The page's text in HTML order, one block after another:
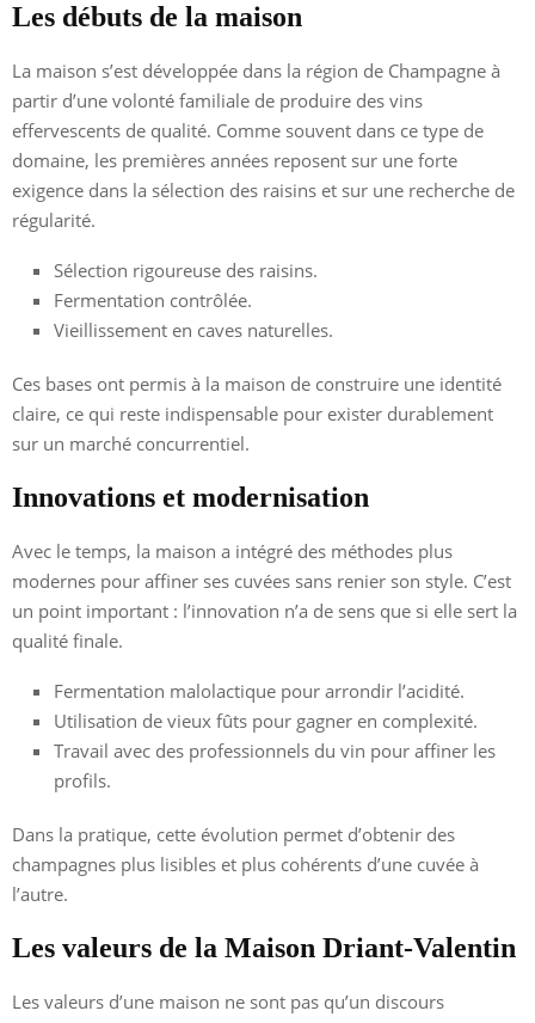
Les débuts de la maison
La maison s’est développée dans la région de Champagne à
partir d’une volonté familiale de produire des vins
effervescents de qualité. Comme souvent dans ce type de
domaine, les premières années reposent sur une forte
exigence dans la sélection des raisins et sur une recherche de
régularité.
Sélection rigoureuse des raisins.
Fermentation contrôlée.
Vieillissement en caves naturelles.
Ces bases ont permis à la maison de construire une identité
claire, ce qui reste indispensable pour exister durablement
sur un marché concurrentiel.
Innovations et modernisation
Avec le temps, la maison a intégré des méthodes plus
modernes pour affiner ses cuvées sans renier son style. C’est
un point important : l’innovation n’a de sens que si elle sert la
qualité finale.
Fermentation malolactique pour arrondir l’acidité.
Utilisation de vieux fûts pour gagner en complexité.
Travail avec des professionnels du vin pour affiner les
profils.
Dans la pratique, cette évolution permet d’obtenir des
champagnes plus lisibles et plus cohérents d’une cuvée à
l’autre.
Les valeurs de la Maison Driant-Valentin
Les valeurs d’une maison ne sont pas qu’un discours